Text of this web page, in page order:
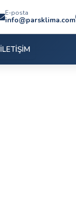
E-posta
info@parsklima.com
İLETİŞİM